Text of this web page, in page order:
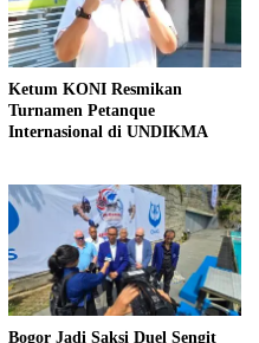
Ketum KONI Resmikan
Turnamen Petanque
Internasional di UNDIKMA
Bogor Jadi Saksi Duel Sengit